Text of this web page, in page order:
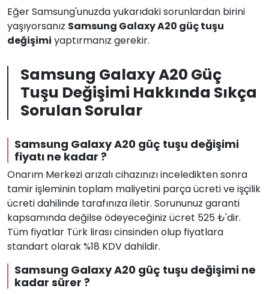
Eğer Samsung'unuzda yukarıdaki sorunlardan birini
yaşıyorsanız Samsung Galaxy A20 güç tuşu
değişimi yaptırmanız gerekir.
Samsung Galaxy A20 Güç
Tuşu Değişimi Hakkında Sıkça
Sorulan Sorular
Samsung Galaxy A20 güç tuşu değişimi
fiyatı ne kadar ?
Onarım Merkezi arızalı cihazınızı inceledikten sonra
tamir işleminin toplam maliyetini parça ücreti ve işçilik
ücreti dahilinde tarafınıza iletir. Sorununuz garanti
kapsamında değilse ödeyeceğiniz ücret 525 ₺'dir.
Tüm fiyatlar Türk lirası cinsinden olup fiyatlara
standart olarak %18 KDV dahildir.
Samsung Galaxy A20 güç tuşu değişimi ne
kadar sürer ?